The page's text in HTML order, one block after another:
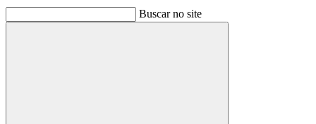
Buscar no site